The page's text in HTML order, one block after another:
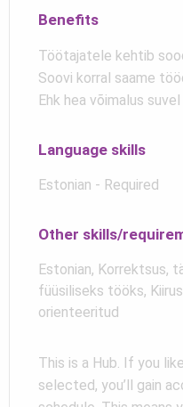
Benefits
Töötajatele kehtib
Soovi korral saame
Ehk hea võimalus
Language skills
Estonian - Required
Other skills/
Estonian, Korrektsus,
füüsiliseks tööks,
orienteeritud
This is a Hub. If you
selected, you’ll gain